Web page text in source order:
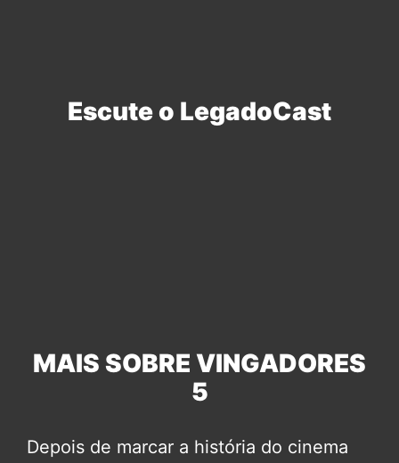
Escute o LegadoCast
MAIS SOBRE VINGADORES
5
Depois de marcar a história do cinema